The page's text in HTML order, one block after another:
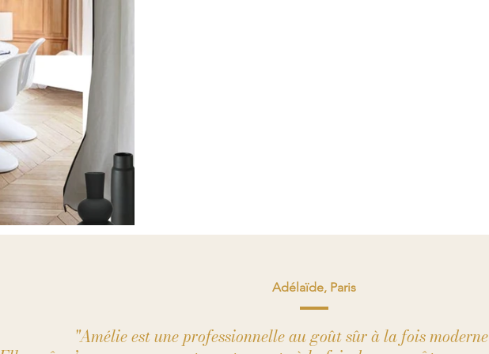
Adélaïde, Paris
"Amélie est une professionnelle au goût sûr à la fois